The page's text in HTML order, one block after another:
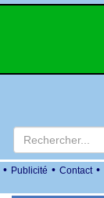
• Publicité • Contact •